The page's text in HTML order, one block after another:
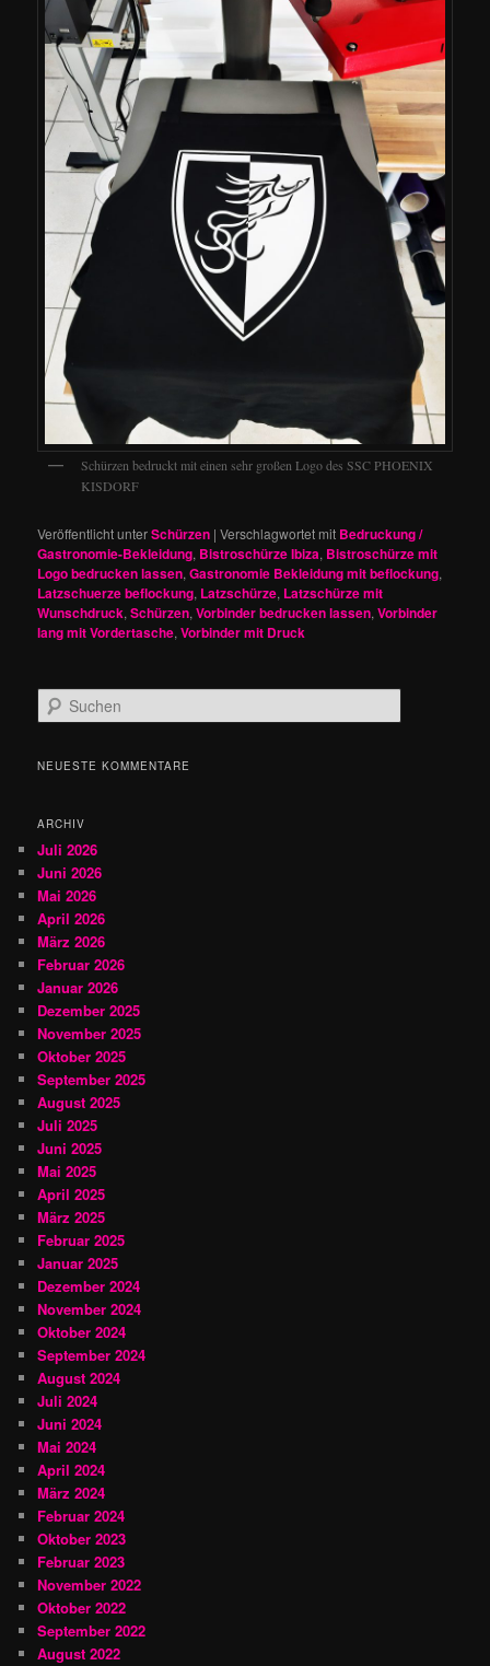
Schürzen bedruckt mit einen sehr großen Logo des SSC PHOENIX
KISDORF
Veröffentlicht unterSchürzen |Verschlagwortet mit Bedruckung /
Gastronomie-Bekleidung, Bistroschürze Ibiza, Bistroschürze mit
Logo bedrucken lassen,Gastronomie Bekleidung mit beflockung,
Latzschuerze beflockung, Latzschürze, Latzschürze mit
Wunschdruck,Schürzen,Vorbinder bedrucken lassen,Vorbinder
lang mit Vordertasche,Vorbinder mit Druck
u
h
NEUESTE KOMMENTARE
ARCHIV
Juli 2026
Juni 2026
Mai 2026
April 2026
März 2026
Februar 2026
Januar 2026
Dezember 2025
November 2025
Oktober 2025
September 2025
August 2025
Juli 2025
Juni 2025
Mai 2025
April 2025
März 2025
Februar 2025
Januar 2025
Dezember 2024
November 2024
Oktober 2024
September 2024
August 2024
Juli 2024
Juni 2024
Mai 2024
April 2024
März 2024
Februar 2024
Oktober 2023
Februar 2023
November 2022
Oktober 2022
September 2022
August 2022